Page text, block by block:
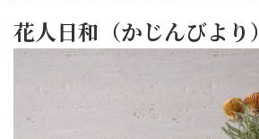
花人日和（かじんびより）